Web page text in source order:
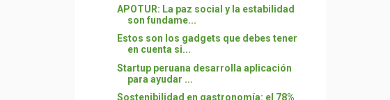
APOTUR: La paz social y la estabilidad
son fundame...
Estos son los gadgets que debes tener
en cuenta si...
Startup peruana desarrolla aplicación
para ayudar ...
Sostenibilidad en gastronomía: el 78%